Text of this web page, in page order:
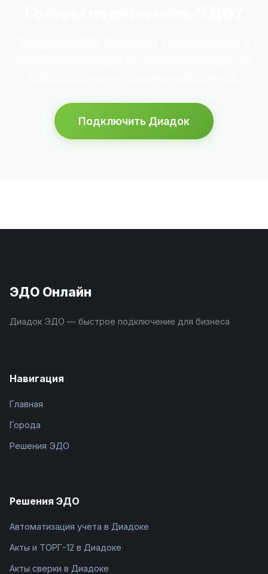
Подключить Диадок
ЭДО Онлайн
Диадок ЭДО — быстрое подключение для бизнеса
Навигация
Главная
Города
Решения ЭДО
Решения ЭДО
Автоматизация учета в Диадоке
Акты и ТОРГ-12 в Диадоке
Акты сверки в Диадоке